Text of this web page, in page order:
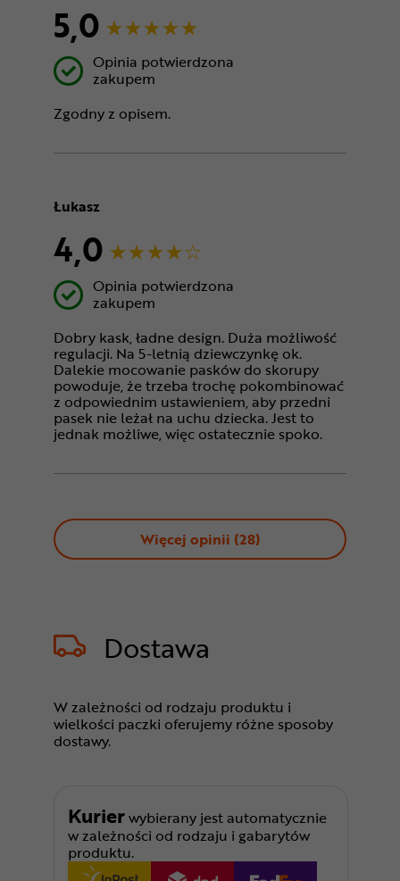
5,0
Opinia potwierdzona
zakupem
Zgodny z opisem.
Łukasz
4,0
Opinia potwierdzona
zakupem
Dobry kask, ładne design. Duża możliwość
regulacji. Na 5-letnią dziewczynkę ok.
Dalekie mocowanie pasków do skorupy
powoduje, że trzeba trochę pokombinować
z odpowiednim ustawieniem, aby przedni
pasek nie leżał na uchu dziecka. Jest to
jednak możliwe, więc ostatecznie spoko.
Więcej opinii (28)
Dostawa
W zależności od rodzaju produktu i
wielkości paczki oferujemy różne sposoby
dostawy.
Kurierwybierany jest automatycznie
w zależności od rodzaju i gabarytów
produktu.